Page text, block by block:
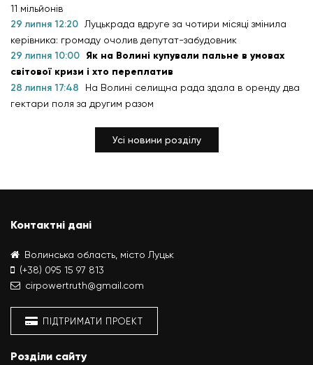
11 мільйонів
29 липня 12:20
Луцькрада вдруге за чотири місяці змінила
керівника: громаду очолив депутат-забудовник
29 липня 10:00 Як на Волині купували пальне в умовах
світової кризи і хто переплатив
28 липня 17:48
На Волині селищна рада здала в оренду два
гектари поля за другим разом
Усі новини розділу
Контактні дані
Волинська область, місто Луцьк
(+38) 095 15 97 813
cirpowertruth@gmail.com
ПІДТРИМАТИ ПРОЕКТ
Розділи сайту